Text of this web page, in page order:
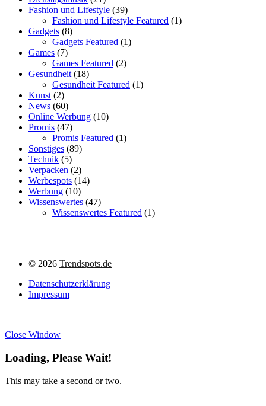
Fashion und Lifestyle (39)
Fashion und Lifestyle Featured (1)
Gadgets (8)
Gadgets Featured (1)
Games (7)
Games Featured (2)
Gesundheit(18)
Gesundheit Featured (1)
Kunst(2)
News (60)
Online Werbung (10)
Promis (47)
Promis Featured (1)
Sonstiges (89)
Technik (5)
Verpacken (2)
Werbespots (14)
Werbung (10)
Wissenswertes (47)
Wissenswertes Featured (1)
© 2026 Trendspots.de
Datenschutzerklärung
Impressum
Close Window
Loading, Please Wait!
This may take a second or two.